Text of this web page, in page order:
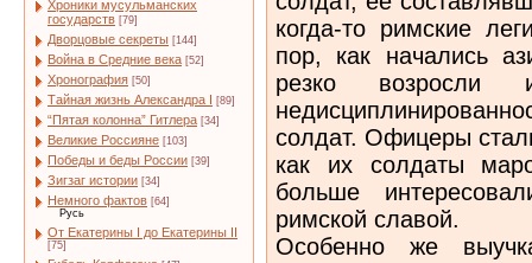
Хроники мусульманских
государств [79]
Дворцовые секреты [144]
Война в Средние века [52]
Хронография [50]
Тайная жизнь Александра I [89]
“Пятая колонна” Гитлера [34]
Великие Россияне [103]
Победы и беды России [39]
Зигзаг истории [34]
Немного фактов [64]
Русь
От Екатерины I до Екатерины II
[75]
когда-то римские
пор, как начались
резко
солдат. Офицеры
как их солдаты
больше
римской славой.
Особенно же